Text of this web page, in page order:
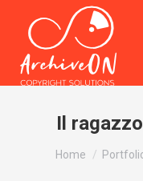
Il
Tu sei qui:
Home